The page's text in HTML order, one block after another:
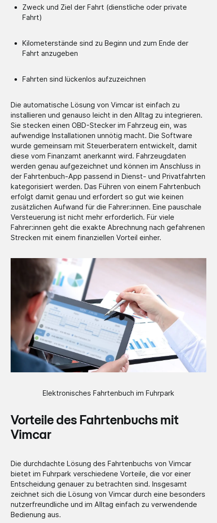
Zweck und Ziel der Fahrt (dienstliche oder private
Fahrt)
Kilometerstände sind zu Beginn und zum Ende der
Fahrt anzugeben
Fahrten sind lückenlos aufzuzeichnen
Die automatische Lösung von Vimcar ist einfach zu
installieren und genauso leicht in den Alltag zu integrieren.
Sie stecken einen OBD-Stecker im Fahrzeug ein, was
aufwendige Installationen unnötig macht. Die Software
wurde gemeinsam mit Steuerberatern entwickelt, damit
diese vom Finanzamt anerkannt wird. Fahrzeugdaten
werden genau aufgezeichnet und können im Anschluss in
der Fahrtenbuch-App passend in Dienst- und Privatfahrten
kategorisiert werden. Das Führen von einem Fahrtenbuch
erfolgt damit genau und erfordert so gut wie keinen
zusätzlichen Aufwand für die Fahrer:innen. Eine pauschale
Versteuerung ist nicht mehr erforderlich. Für viele
Fahrer:innen geht die exakte Abrechnung nach gefahrenen
Strecken mit einem finanziellen Vorteil einher.
Elektronisches Fahrtenbuch im Fuhrpark
Vorteile des Fahrtenbuchs mit
Vimcar
Die durchdachte Lösung des Fahrtenbuchs von Vimcar
bietet im Fuhrpark verschiedene Vorteile, die vor einer
Entscheidung genauer zu betrachten sind. Insgesamt
zeichnet sich die Lösung von Vimcar durch eine besonders
nutzerfreundliche und im Alltag einfach zu verwendende
Bedienung aus.